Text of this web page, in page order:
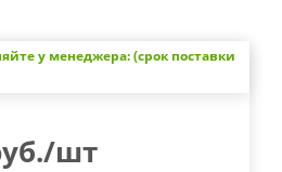
у менеджера: (срок поставки
/шт